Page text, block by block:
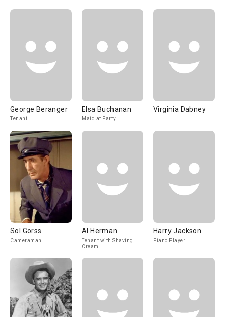
George Beranger
Tenant
Elsa Buchanan
Maid at Party
Virginia Dabney
Sol Gorss
Cameraman
Al Herman
Tenant with Shaving
Cream
Harry Jackson
Piano Player